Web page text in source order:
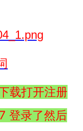
载打开注册
登录了然后